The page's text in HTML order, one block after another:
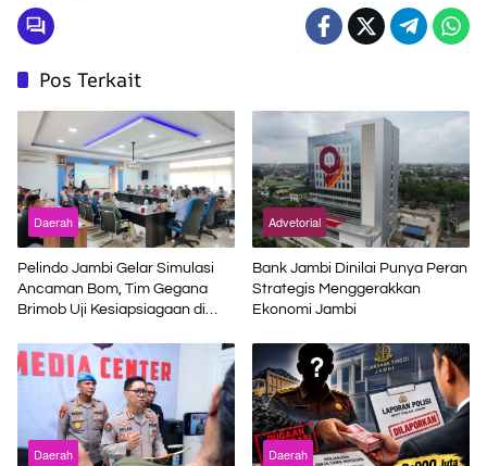
Pos Terkait
Daerah
Pelindo Jambi Gelar Simulasi
Ancaman Bom, Tim Gegana
Brimob Uji Kesiapsiagaan di
Advetorial
Bank Jambi Dinilai Punya Peran
Strategis Menggerakkan
Ekonomi Jambi
Daerah Daerah